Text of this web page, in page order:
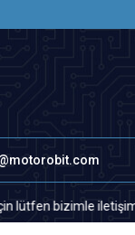
bizimle iletişime